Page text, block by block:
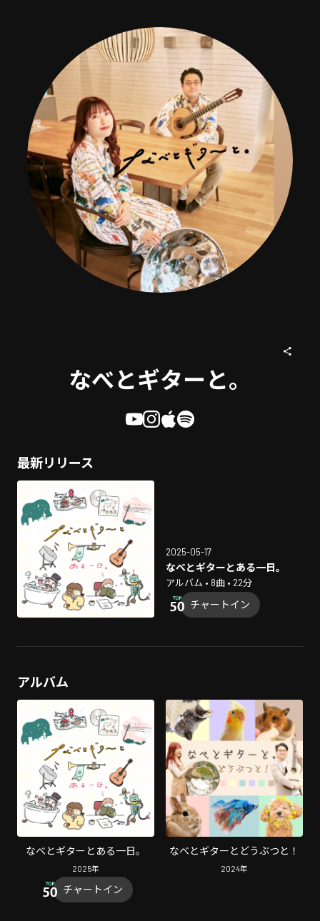
なべとギターと。
最新リリース
2025-05-17
なべとギターとある一日。
アルバム • 8曲 • 22分
チャートイン
アルバム
なべとギターとある一日。
2025年
チャートイン
なべとギターとどうぶつと！
2024年